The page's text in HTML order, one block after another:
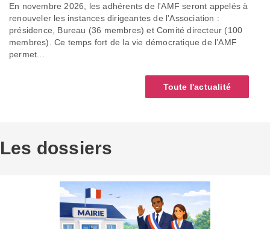
En novembre 2026, les adhérents de l'AMF seront appelés à
renouveler les instances dirigeantes de l’Association :
présidence, Bureau (36 membres) et Comité directeur (100
membres). Ce temps fort de la vie démocratique de l’AMF
permet...
Toute l'actualité
Les dossiers